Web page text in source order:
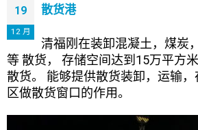
19
12 月
散货港
清福刚在装卸混凝土，煤炭
等 散货， 存储空间达到15万平方
散货。 能够提供散货装卸，运输
区做散货窗口的作用。